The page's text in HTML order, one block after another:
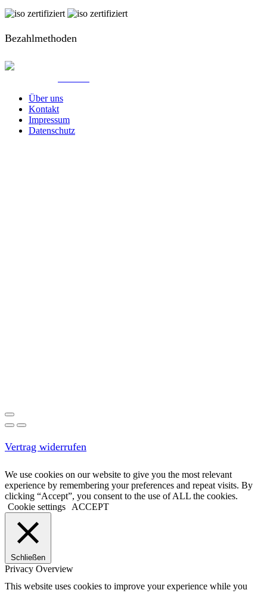
Bezahlmethoden
Über uns
Kontakt
Impressum
Datenschutz
Vertrag widerrufen
We use cookies on our website to give you the most relevant
experience by remembering your preferences and repeat visits. By
clicking “Accept”, you consent to the use of ALL the cookies.
Cookie settings
ACCEPT
Schließen
Privacy Overview
This website uses cookies to improve your experience while you